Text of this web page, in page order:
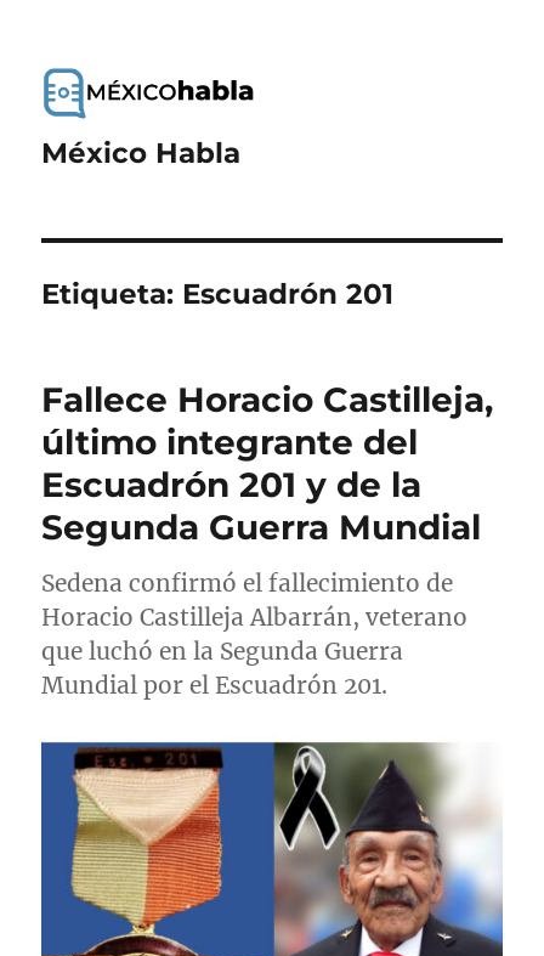
México Habla
Etiqueta: Escuadrón 201
Fallece Horacio Castilleja,
último integrante del
Escuadrón 201 y de la
Segunda Guerra Mundial
Sedena confirmó el fallecimiento de
Horacio Castilleja Albarrán, veterano
que luchó en la Segunda Guerra
Mundial por el Escuadrón 201.